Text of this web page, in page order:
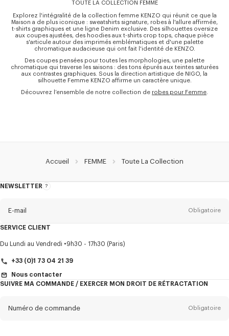
TOUTE LA COLLECTION FEMME
Explorez l'intégralité de la collection femme KENZO qui réunit ce que la
Maison a de plus iconique : sweatshirts signature, robes à l'allure affirmée,
t-shirts graphiques et une ligne Denim exclusive. Des silhouettes oversize
aux coupes ajustées, des hoodies aux t-shirts crop tops, chaque pièce
s'articule autour des imprimés emblématiques et d'une palette
chromatique audacieuse qui ont fait l'identité de KENZO.
Des coupes pensées pour toutes les morphologies, une palette
chromatique qui traverse les saisons : des tons épurés aux teintes saturées
aux contrastes graphiques. Sous la direction artistique de NIGO, la
silhouette Femme KENZO affirme un caractère unique.
Découvrez l’ensemble de notre collection de robes pour Femme
Accueil FEMME Toute La Collection
NEWSLETTER
A
E-mail Obligatoire
Titre Obligatoire
SERVICE CLIENT
Du Lundi au Vendredi 9h30 - 17h30 (Paris)
+33 (0)1 73 04 21 39
Nous contacter
SUIVRE MA COMMANDE / EXERCER MON DROIT DE RÉTRACTATION
Numéro de commande Obligatoire